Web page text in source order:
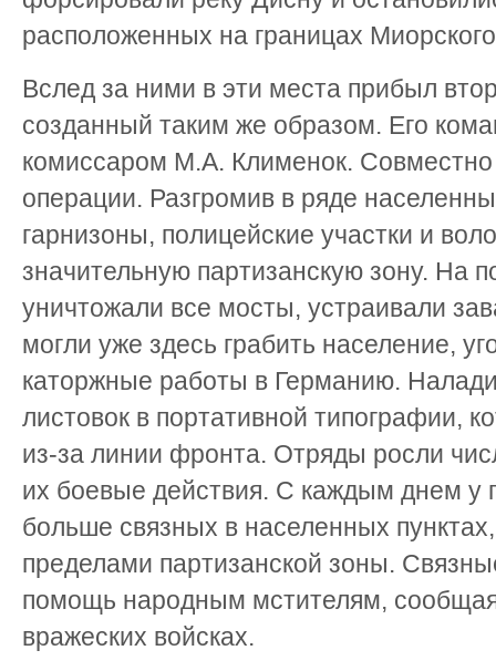
расположенных на границах
Вслед за ними в эти места прибыл
созданный таким же образом. Его
комиссаром М.А. Клименок.
операции. Разгромив в ряде
гарнизоны, полицейские участки и
значительную партизанскую зону. На
уничтожали все мосты, устраивали
могли уже здесь грабить население,
каторжные работы в Германию.
листовок в портативной типографии,
из-за линии фронта. Отряды росли
их боевые действия. С каждым днем у
больше связных в населенных
пределами партизанской зоны.
помощь народным мстителям,
вражеских войсках.